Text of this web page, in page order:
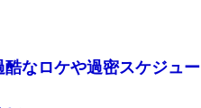
なロケや過密スケジュー